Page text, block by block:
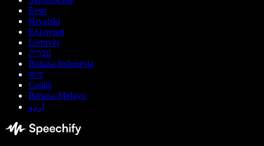
Eesti
Hrvatski
Ελληνικά
Lietuvių
עברית
Bahasa Indonesia
বাংলা
Català
Bahasa Melayu
اردو